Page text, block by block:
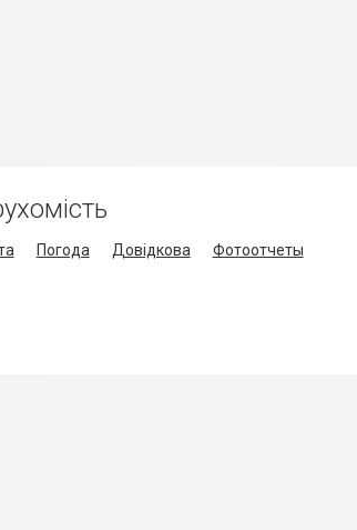
Погода Довідкова
Фотоотчеты